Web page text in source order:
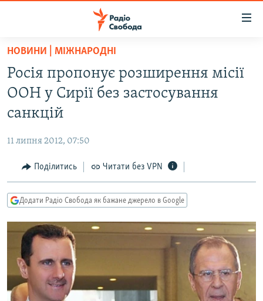
Перейти
основного
матеріалу
до
основної
Перейти
до
пошуку
ВСЕ ЗА ДОБУ
СУСПІЛЬСТВО
УКРАЇНА
СВІТ
РОСІЙСЬКА «ФІЛЬТРАЦІЯ»
ДОНБАС.РЕАЛІЇ
ТИ ЯК?
СХЕМИ
КИТАЙ.ВИКЛИКИ
МУЛЬТИМЕДІА
ФОТО
НОВИНИ | МІЖНАРОДНІ
Росія пропонує розширення місії
ООН у Сирії без застосування
санкцій
11 липня 2012, 07:50
Поділитись Читати без VPN
Додати Радіо Свобода як бажане джерело в Google